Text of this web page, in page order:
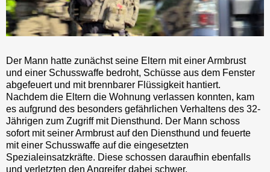
Der Mann hatte zunächst seine Eltern mit einer Armbrust
und einer Schusswaffe bedroht, Schüsse aus dem Fenster
abgefeuert und mit brennbarer Flüssigkeit hantiert.
Nachdem die Eltern die Wohnung verlassen konnten, kam
es aufgrund des besonders gefährlichen Verhaltens des 32-
Jährigen zum Zugriff mit Diensthund. Der Mann schoss
sofort mit seiner Armbrust auf den Diensthund und feuerte
mit einer Schusswaffe auf die eingesetzten
Spezialeinsatzkräfte. Diese schossen daraufhin ebenfalls
und verletzten den Angreifer dabei schwer.